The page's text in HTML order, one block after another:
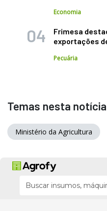
Economia
Frimesa
exportações
Pecuária
Temas nesta notícia
Ministério da Agricultura